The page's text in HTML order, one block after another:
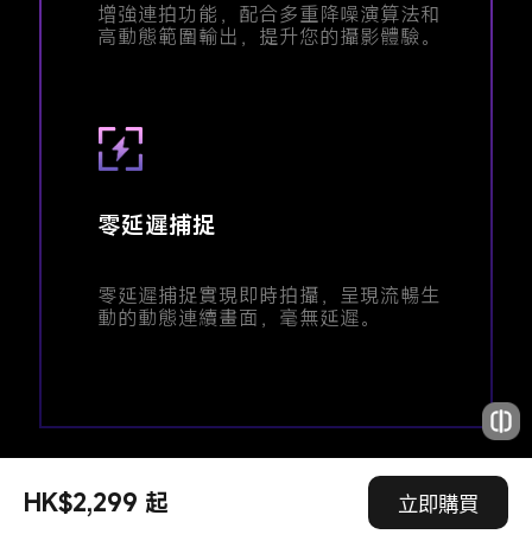
HK$2,299 起 立即購買
增強連拍功能，配合多重降噪演算法和
高動態範圍輸出，提升您的攝影體驗。
零延遲捕捉
零延遲捕捉實現即時拍攝，呈現流暢生
動的動態連續畫面，毫無延遲。
動態拍攝